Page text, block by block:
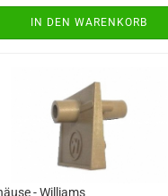
IN DEN WARENKORB
- Williams